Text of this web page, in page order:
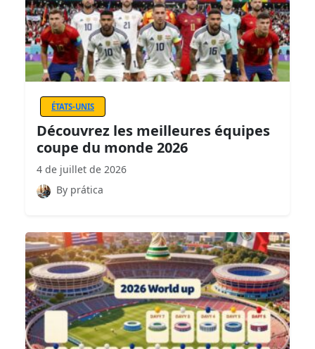
ÉTATS-UNIS
Découvrez les meilleures équipes
coupe du monde 2026
4 de juillet de 2026
By prática